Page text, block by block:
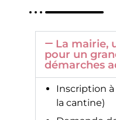
La mairie,
pour un
démarches
Inscription à
la cantine)